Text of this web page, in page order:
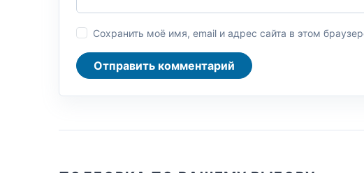
Сохранить моё имя, email и адрес сайта в этом
Отправить комментарий